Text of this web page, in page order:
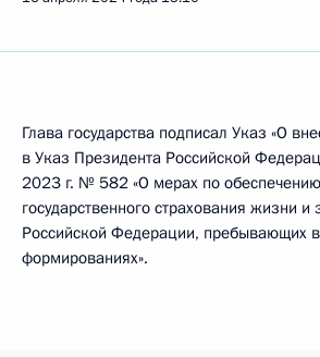
Глава государства подписал Указ «О
в Указ Президента Российской
2023 г. № 582 «О мерах по
государственного страхования жизни
Российской Федерации, пребывающих
формированиях».